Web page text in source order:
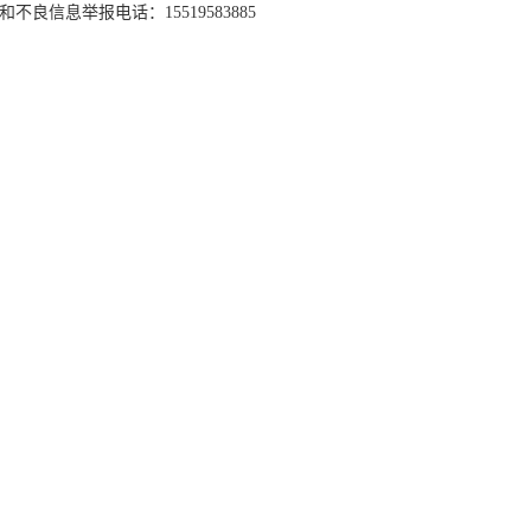
不良信息举报电话：15519583885